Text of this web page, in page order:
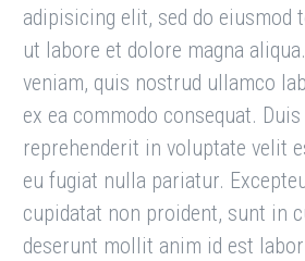
adipisicing elit, sed do eiusmod
ut labore et dolore magna
veniam, quis nostrud ullamco
ex ea commodo consequat.
reprehenderit in voluptate velit
eu fugiat nulla pariatur.
cupidatat non proident, sunt in
deserunt mollit anim id est